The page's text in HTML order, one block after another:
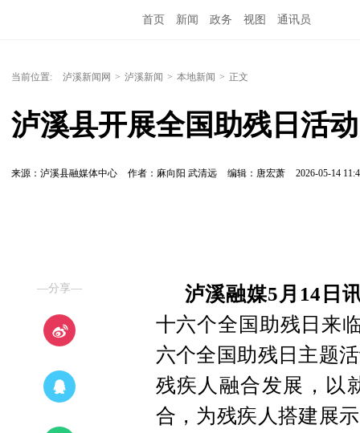
首页 新闻 政务 视图 通讯员
当前位置: 泸溪新闻网 > 泸溪新闻 > 本地新闻 > 正文
泸溪县开展全国助残日活动
来源：泸溪县融媒体中心 作者：麻向阳 武清远 编辑：唐宏萧 2026-05-14
—分享—
泸溪融媒5月14日
十六个全国助残日来
六个全国助残日主题
残疾人融合发展，以
合，为残疾人搭建展